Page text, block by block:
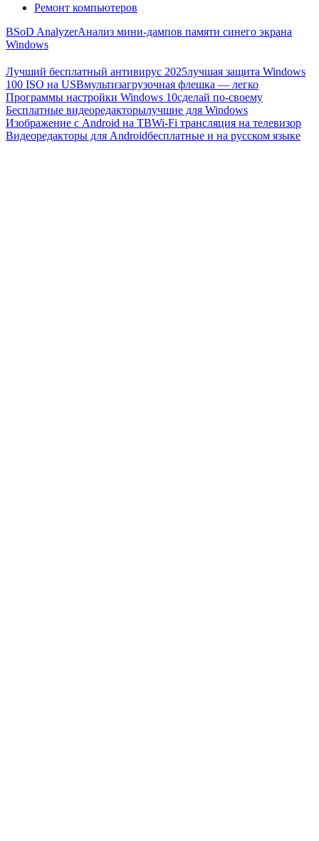
Ремонт компьютеров
BSoD AnalyzerАнализ мини-дампов памяти синего экрана
Windows
Лучший бесплатный антивирус 2025лучшая защита Windows
100 ISO на USBмультизагрузочная флешка — легко
Программы настройки Windows 10сделай по-своему
Бесплатные видеоредакторылучшие для Windows
Изображение с Android на ТВWi-Fi трансляция на телевизор
Видеоредакторы для Androidбесплатные и на русском языке